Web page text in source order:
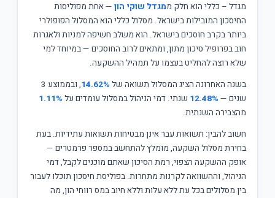
מגדל – כללי הוא חלק ממגדל שוקי הון — אחת מפוליסות
החיסכון המובילות בישראל. מסלול כללי הוא המסלול הפופולרי
ביותר בקרב חוסכים בישראל. הוא משלב חשיפה למניות ולאגרות
חוב בפרופיל סיכון מתון, ומתאים לרוב החוסכים — במיוחד למי
שלא רוצה להחליט בעצמו על תמהיל ההשקעה.
בשנה האחרונה הציג המסלול תשואה של 14.62%
, ובממוצע 3
שנים — 12.48% שנתי. דמי הניהול במסלול עומדים על 1.11%
מהצבירה השנתית.
חשוב להבין: תשואות עבר אינן מבטיחות תשואות עתידיות. בעת
בחירת מסלול השקעה, מומלץ להתחשב במספר פרמטרים —
אופק ההשקעה הצפוי, רמת הסיכון שאתם מוכנים לקבל, דמי
הניהול, וההשוואה לקרנות מתחרות. בפוליסת חיסכון תוכלו לעבור
בין מסלולים בכל עת ללא עלות וללא חיוב במס רווחי הון, מה